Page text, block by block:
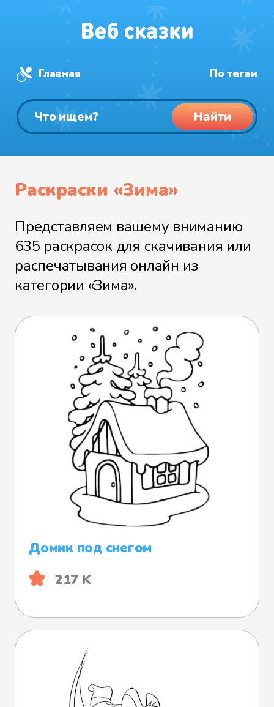
Главная По тегам
Найти
Раскраски «Зима»
Представляем вашему вниманию
635 раскрасок для скачивания или
распечатывания онлайн из
категории «Зима».
Домик под снегом
217 K